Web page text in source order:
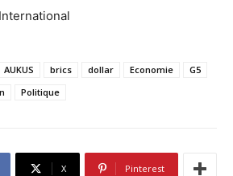
AUKUS brics dollar Economie
G5
Politique
X Pinterest